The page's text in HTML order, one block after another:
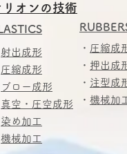
リオンの技術
射出成形
圧縮成形
ブロー成形
真空・圧空成形
染め加工
機械加工
・ 圧縮成
・ 押出成
・ 注型成
・ 機械加